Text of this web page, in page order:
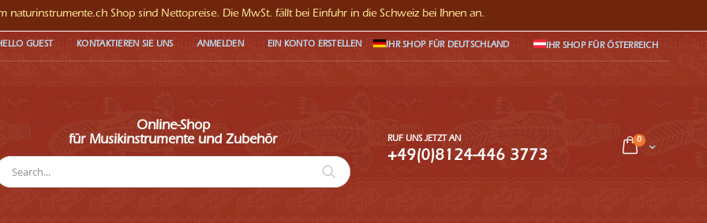
GUEST KONTAKTIEREN SIE UNS ANMELDEN IHR SHOP FÜR ÖSTERREICH
IHR SHOP FÜR DEUTSCHLAND
EIN KONTO ERSTELLEN
Warenkorb
0Artikel
Online-Shop
für Musikinstrumente und Zubehör
Suche
RUF UNS JETZT AN
+49(0)8124-446 3773
naturinstrumente.ch Shop sind Nettopreise. Die MwSt. fällt bei Einfuhr in die Schweiz bei Ihnen an.